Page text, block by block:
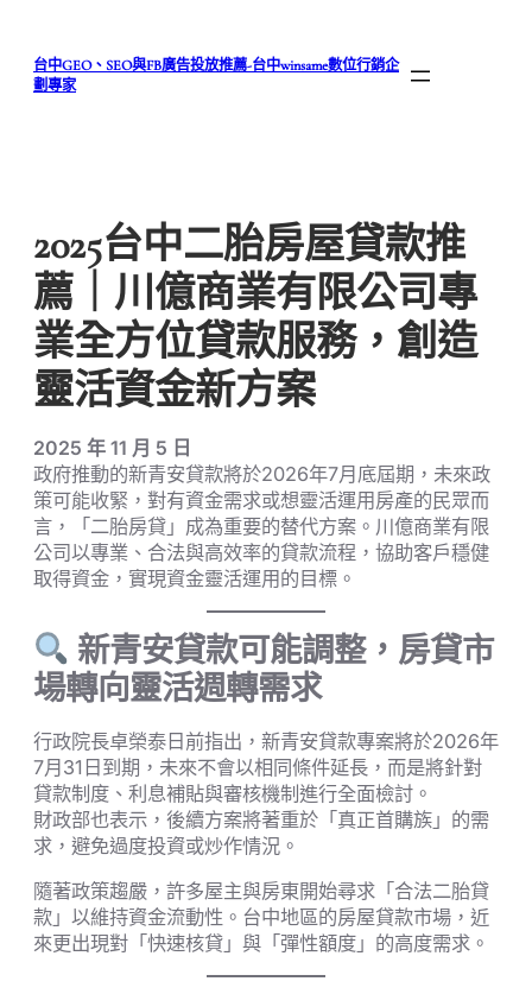
台中GEO、SEO與FB廣告投放推薦-台中winsame數位行銷企
劃專家
2025台中二胎房屋貸款推
薦｜川億商業有限公司專
業全方位貸款服務，創造
靈活資金新方案
2025 年 11 月 5 日
政府推動的新青安貸款將於2026年7月底屆期，未來政
策可能收緊，對有資金需求或想靈活運用房產的民眾而
言，「二胎房貸」成為重要的替代方案。川億商業有限
公司以專業、合法與高效率的貸款流程，協助客戶穩健
取得資金，實現資金靈活運用的目標。
新青安貸款可能調整，房貸市
場轉向靈活週轉需求
行政院長卓榮泰日前指出，新青安貸款專案將於2026年
7月31日到期，未來不會以相同條件延長，而是將針對
貸款制度、利息補貼與審核機制進行全面檢討。
財政部也表示，後續方案將著重於「真正首購族」的需
求，避免過度投資或炒作情況。
隨著政策趨嚴，許多屋主與房東開始尋求「合法二胎貸
款」以維持資金流動性。台中地區的房屋貸款市場，近
來更出現對「快速核貸」與「彈性額度」的高度需求。